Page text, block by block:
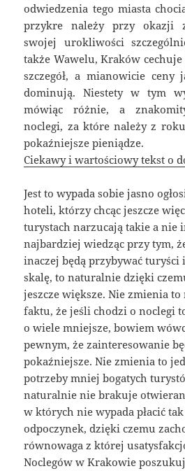
odwiedzenia tego miasta
przykre należy przy okazji
swojej urokliwości
także Wawelu, Kraków
szczegół, a mianowicie
dominują. Niestety w tym
mówiąc różnie, a
noclegi, za które należy z
pokaźniejsze pieniądze.
Ciekawy i wartościowy tekst o
Jest to wypada sobie jasno
hoteli, którzy chcąc jeszcze
turystach narzucają takie a nie
najbardziej wiedząc przy tym,
inaczej będą przybywać turyści
skalę, to naturalnie dzięki
jeszcze większe. Nie zmienia
faktu, że jeśli chodzi o noclegi
o wiele mniejsze, bowiem
pewnym, że zainteresowanie
pokaźniejsze. Nie zmienia to
potrzeby mniej bogatych
naturalnie nie brakuje
w których nie wypada płacić
odpoczynek, dzięki czemu
równowaga z której
Noclegów w Krakowie